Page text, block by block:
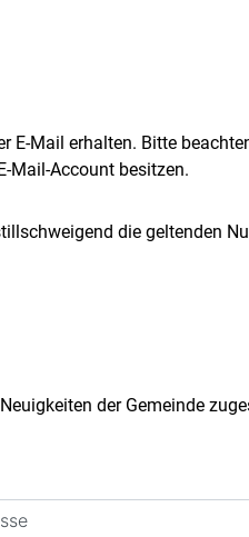
Mail erhalten. Bitte
Mail-Account besitzen.
die geltenden
der Gemeinde